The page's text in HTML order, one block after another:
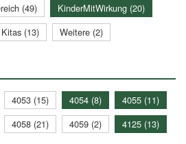
(49)
KinderMitWirkung (20)
(13)
Weitere (2)
4053 (15) 4054 (8)
4055 (11)
4058 (21) 4059 (2) 4125 (13)